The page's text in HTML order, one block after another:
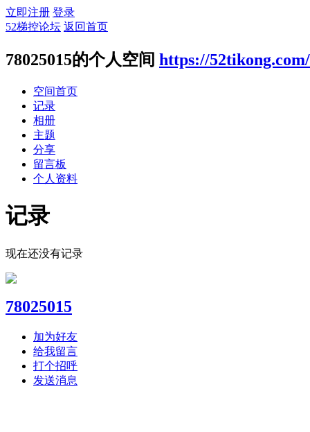
立即注册 登录
52梯控论坛 返回首页
78025015的个人空间 https://
空间首页
记录
相册
主题
分享
留言板
个人资料
记录
现在还没有记录
78025015
加为好友
给我留言
打个招呼
发送消息